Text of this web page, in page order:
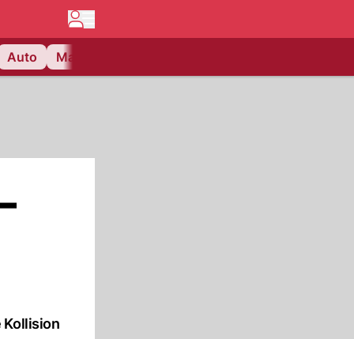
Auto Matchcenter
Kollision